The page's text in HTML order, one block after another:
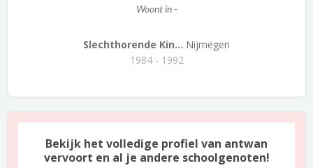
Woont in -
Slechthorende Kin... Nijmegen
1984 - 1992
Bekijk het volledige profiel van antwan
vervoort en al je andere schoolgenoten!